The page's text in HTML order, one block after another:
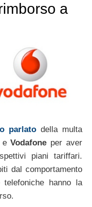
a
parlato della multa
eVodafone per aver
piani tariffari.
dal comportamento
hanno la